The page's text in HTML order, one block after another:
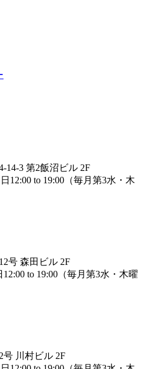
14-3 第2飯沼ビル 2F
12:00 to 19:00（毎月第3水・木
号 森田ビル 2F
to 19:00（毎月第3水・木曜
号 川村ビル 2F